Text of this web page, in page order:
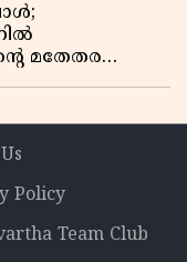
മതേതര
Policy
Team Club